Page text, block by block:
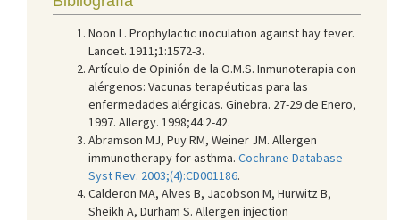
Noon L. Prophylactic inoculation against hay fever.
Lancet. 1911;1:1572-3.
Artículo de Opinión de la O.M.S. Inmunoterapia con
alérgenos: Vacunas terapéuticas para las
enfermedades alérgicas. Ginebra. 27-29 de Enero,
1997. Allergy. 1998;44:2-42.
Abramson MJ, Puy RM, Weiner JM. Allergen
immunotherapy for asthma. Cochrane Database
Syst Rev. 2003;(4):CD001186.
Calderon MA, Alves B, Jacobson M, Hurwitz B,
Sheikh A, Durham S. Allergen injection